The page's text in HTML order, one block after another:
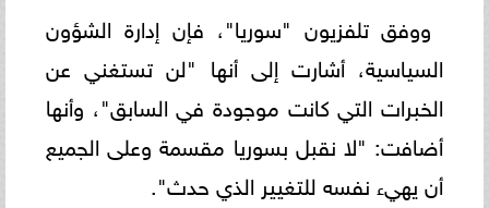
ووفق تلفزيون "سوريا"، فإن إدارة الشؤون
السياسية، أشارت إلى أنها "لن تستغني عن
الخبرات التي كانت موجودة في السابق"، وأنها
أضافت: "لا نقبل بسوريا مقسمة وعلى الجميع
أن يهيء نفسه للتغيير الذي حدث".